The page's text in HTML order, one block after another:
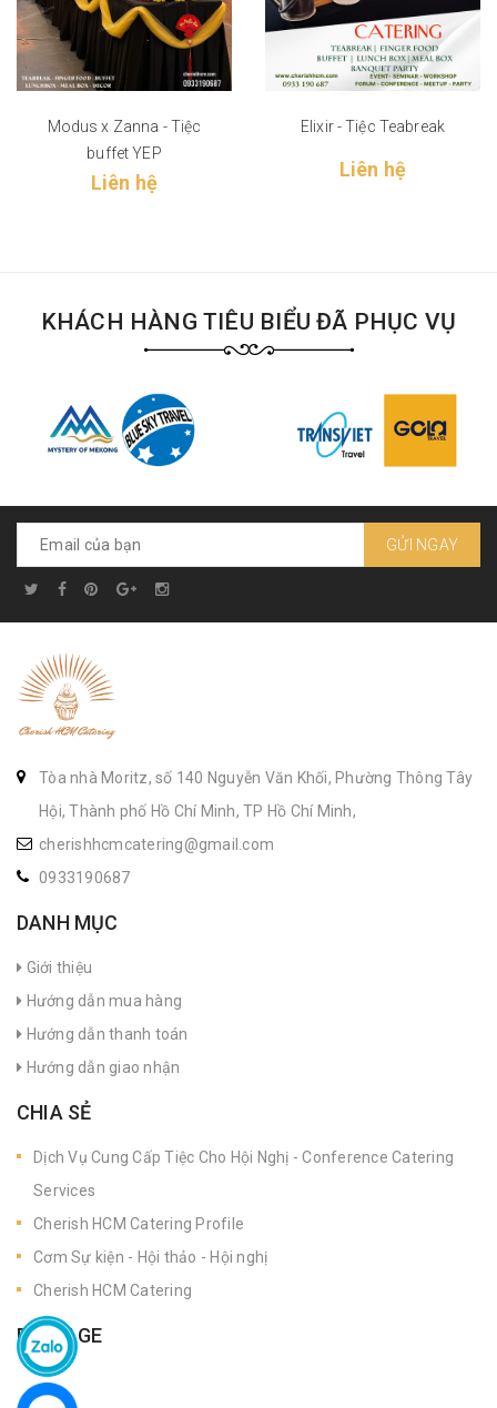
Modus x Zanna - Tiệc
buffet YEP
Liên hệ
Elixir - Tiệc Teabreak
Liên hệ
KHÁCH HÀNG TIÊU BIỂU ĐÃ PHỤC VỤ
GỬI NGAY
Tòa nhà Moritz, số 140 Nguyễn Văn Khối, Phường Thông Tây
Hội, Thành phố Hồ Chí Minh, TP Hồ Chí Minh,
cherishhcmcatering@gmail.com
0933190687
DANH MỤC
Giới thiệu
Hướng dẫn mua hàng
Hướng dẫn thanh toán
Hướng dẫn giao nhận
CHIA SẺ
Dịch Vụ Cung Cấp Tiệc Cho Hội Nghị - Conference Catering
Services
Cherish HCM Catering Profile
Cơm Sự kiện - Hội thảo - Hội nghị
Cherish HCM Catering
FANPAGE